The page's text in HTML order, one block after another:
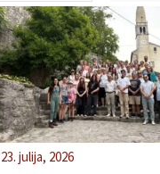
23. julija, 2026